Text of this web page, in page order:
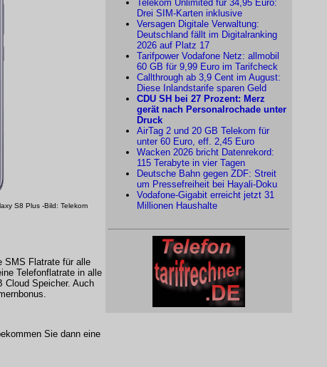
S8 Plus -Bild: Telekom
SMS Flatrate für alle
Telefonflatrate in alle
Cloud Speicher. Auch
Sie dann eine
Telekom Unlimited für 34,95 Euro:
Drei SIM-Karten inklusive
Versagen Digitale Verwaltung:
Deutschland fällt im Digitalranking
2026 auf Platz 17
Tarifpower Vodafone Netz: allmobil
60 GB für 9,99 Euro im Tarifcheck
Callthrough ab 3,9 Cent im August:
Diese Inlandstarife sparen Geld
CDU SH bei 27 Prozent: Merz
gerät nach Personalrochade unter
Druck
AirTag 2 und 20 GB Telekom für
unter 60 Euro, eff. 2,45 Euro
Wacken 2026 bricht Datenrekord:
115 Terabyte in vier Tagen
Deutsche Bahn gegen ZDF: Streit
um Pressefreiheit bei Hayali-Doku
Vodafone-Gigabit erreicht jetzt 31
Millionen Haushalte